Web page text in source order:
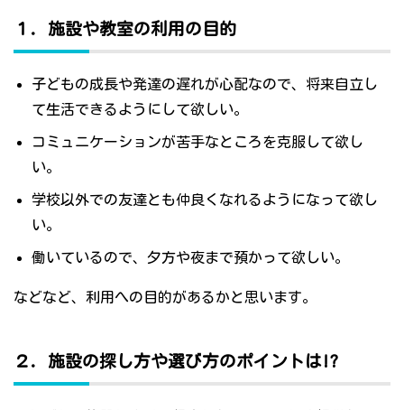
１．施設や教室の利用の目的
子どもの成長や発達の遅れが心配なので、将来自立し
て生活できるようにして欲しい。
コミュニケーションが苦手なところを克服して欲し
い。
学校以外での友達とも仲良くなれるようになって欲し
い。
働いているので、夕方や夜まで預かって欲しい。
などなど、利用への目的があるかと思います。
２．施設の探し方や選び方のポイントは!?